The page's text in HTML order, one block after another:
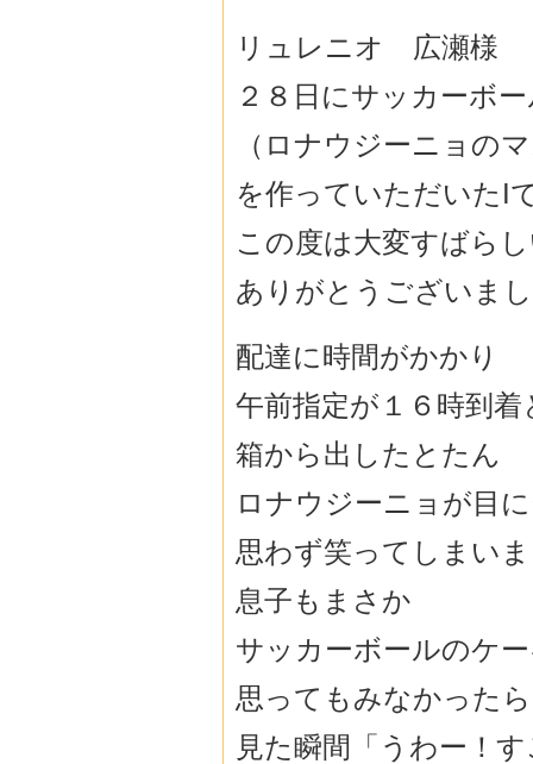
リュレニオ 広瀬様
２８日にサッカーボ
（ロナウジーニョの
を作っていただいたI
この度は大変すばら
ありがとうございま
配達に時間がかかり
午前指定が１６時到
箱から出したとたん
ロナウジーニョが目
思わず笑ってしまい
息子もまさか
サッカーボールのケ
思ってもみなかった
見た瞬間「うわー！